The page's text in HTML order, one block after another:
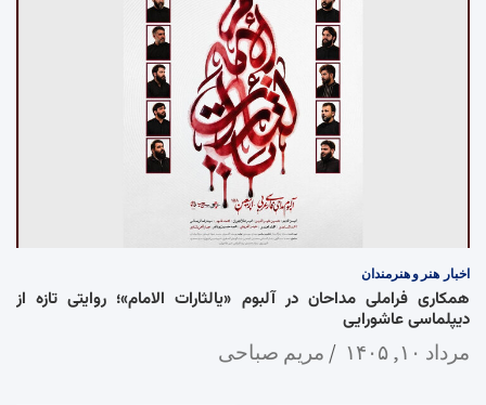
اخبار هنر و هنرمندان
همکاری فراملی مداحان در آلبوم «یالثارات الامام»؛ روایتی تازه از
دیپلماسی عاشورایی
مرداد ۱۰, ۱۴۰۵ مریم صباحی